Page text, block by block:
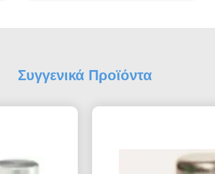
Συγγενικά Προϊόντα